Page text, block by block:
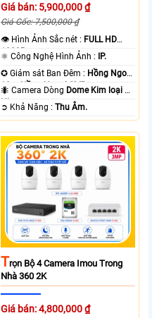
Giá bán: 5,900,000 ₫
Giá Gốc: 7,500,000 ₫
👁 Hình Ảnh Sắc nét : FULL HD
1080P .
⚛️ Công Nghệ Hình Ảnh : IP.
✪ Giám sát Ban Đêm : Hồng Ngoại
10m Hồng Ngoại SMD.
🐜 Camera Dòng Dome Kim loại +
Nhựa.
️➲ Khả Năng :Thu Âm.
TRọn Bộ 4 Camera Imou Trong
Nhà 360 2K
Giá bán: 4,800,000 ₫